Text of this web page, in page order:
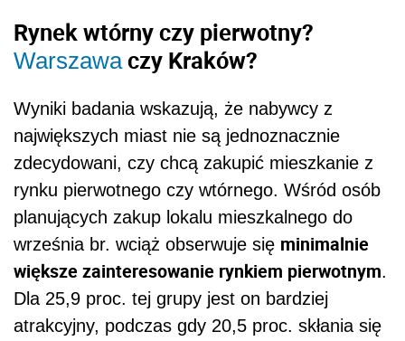
Rynek wtórny czy pierwotny?
Warszawaczy Kraków?
Wyniki badania wskazują, że nabywcy z
największych miast nie są jednoznacznie
zdecydowani, czy chcą zakupić mieszkanie z
rynku pierwotnego czy wtórnego. Wśród osób
planujących zakup lokalu mieszkalnego do
września br. wciąż obserwuje się minimalnie
większe zainteresowanie rynkiem pierwotnym.
Dla 25,9 proc. tej grupy jest on bardziej
atrakcyjny, podczas gdy 20,5 proc. skłania się